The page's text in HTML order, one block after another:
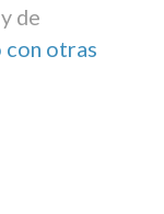
y de
con otras